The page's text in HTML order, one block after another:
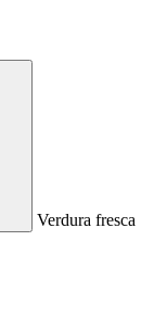
Verdura fresca